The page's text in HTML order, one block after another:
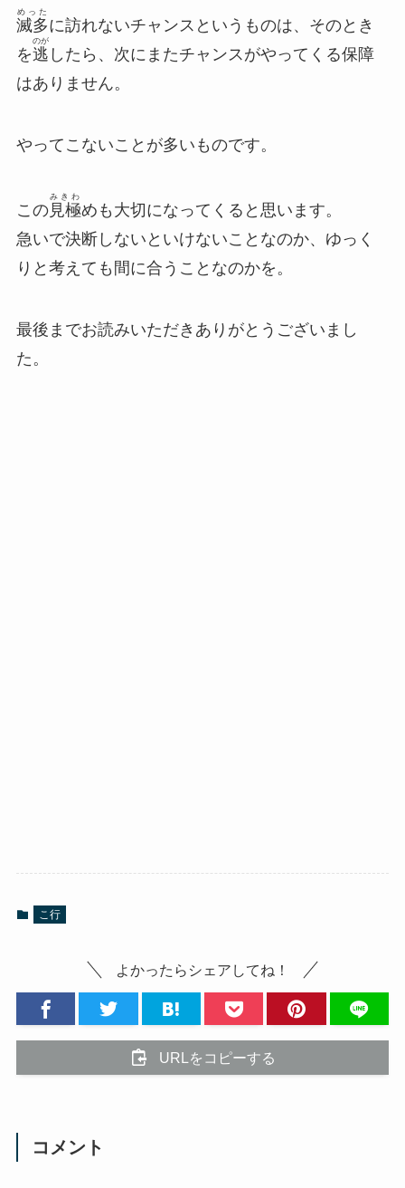
滅多
めった
に訪れないチャンスというものは、そのとき
を逃
のが
したら、次にまたチャンスがやってくる保障
はありません。
やってこないことが多いものです。
この見極
みきわ
めも大切になってくると思います。
急いで決断しないといけないことなのか、ゆっく
りと考えても間に合うことなのかを。
最後までお読みいただきありがとうございまし
た。
こ行
よかったらシェアしてね！
URLをコピーする
コメント